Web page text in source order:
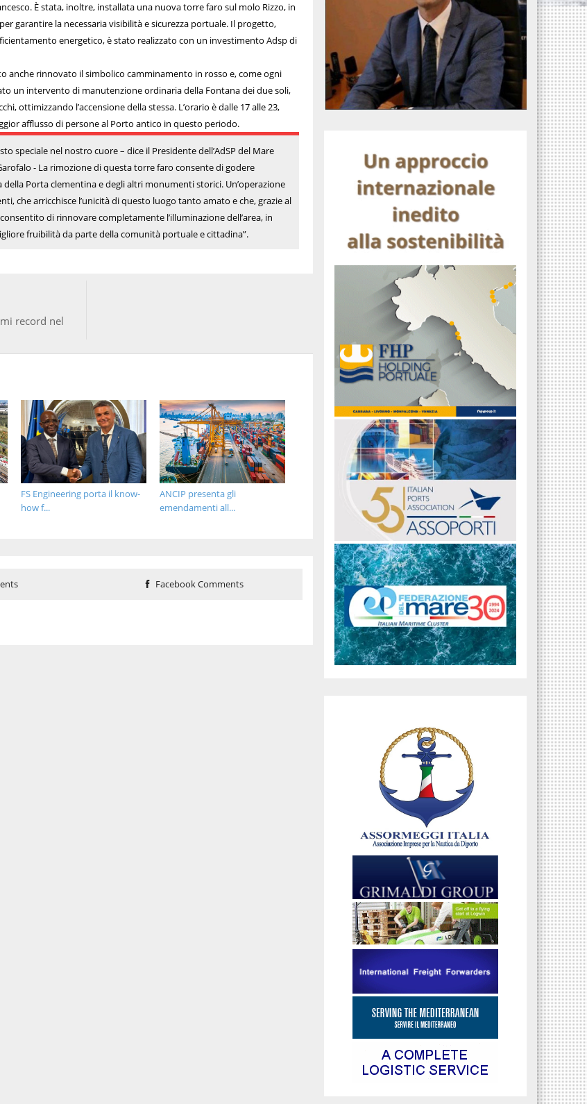
È stata, inoltre, installata una nuova torre faro sul molo Rizzo, in
garantire la necessaria visibilità e sicurezza portuale. Il progetto,
energetico, è stato realizzato con un investimento Adsp di
anche rinnovato il simbolico camminamento in rosso e, come ogni
un intervento di manutenzione ordinaria della Fontana dei due soli,
ottimizzando l’accensione della stessa. L’orario è dalle 17 alle 23,
afflusso di persone al Porto antico in questo periodo.
speciale nel nostro cuore – dice il Presidente dell’AdSP del Mare
- La rimozione di questa torre faro consente di godere
Porta clementina e degli altri monumenti storici. Un’operazione
che arricchisce l’unicità di questo luogo tanto amato e che, grazie al
di rinnovare completamente l’illuminazione dell’area, in
fruibilità da parte della comunità portuale e cittadina”.
record nel
ANCIP presenta gli
emendamenti all...
FS Engineering porta il know-
how f...
Facebook Comments